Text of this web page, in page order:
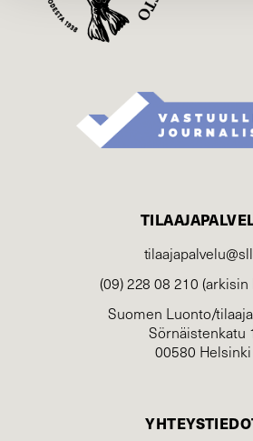
(09) 228 08 210 (arkisin
Suomen Luonto/
Sörnäistenkatu 1
00580 Helsinki